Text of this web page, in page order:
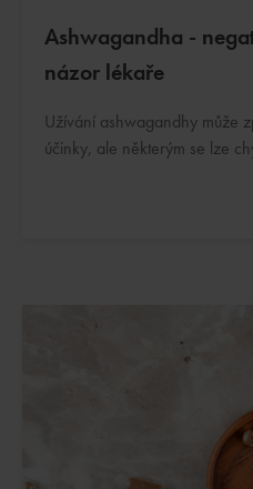
Ashwagandha -
názor lékaře
Užívání ashwagandhy může
účinky, ale některým se lze